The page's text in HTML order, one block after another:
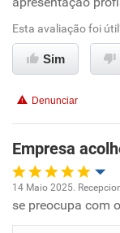
Recomenda
Ambiente de
Conciliação com
Recomenda
Recomenda a
Esta avaliação foi
Sim
Denunciar
Empresa
Oportunidade de
14 Maio 2025.
se preocupa com